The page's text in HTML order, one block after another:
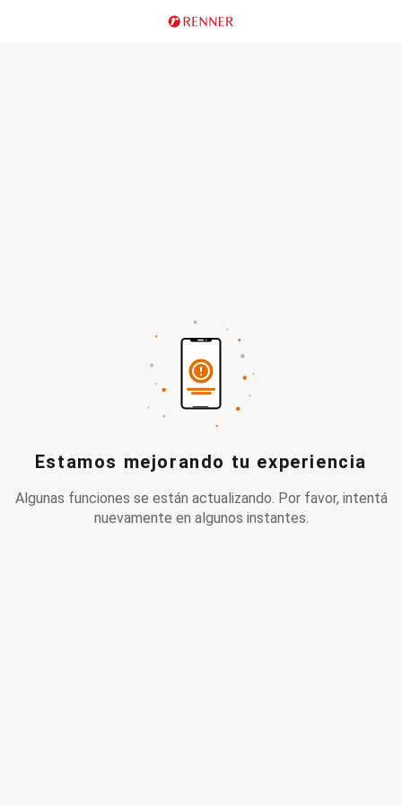
Estamos mejorando tu experiencia
Algunas funciones se están actualizando. Por favor, intentá
nuevamente en algunos instantes.